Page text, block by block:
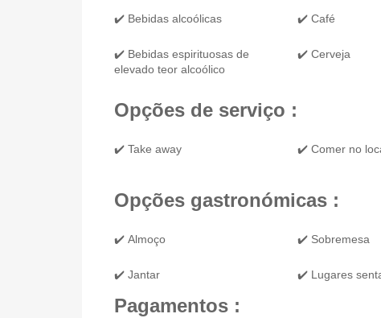
✔️ Bebidas alcoólicas
✔️ Bebidas espirituosas de
elevado teor alcoólico
✔️ Café
✔️ Cerveja
Opções de serviço :
✔️ Take away ✔️ Comer no
Opções gastronómicas :
✔️ Almoço
✔️ Jantar
✔️ Sobremesa
✔️ Lugares
Pagamentos :